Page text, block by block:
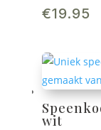
€19.95
wit